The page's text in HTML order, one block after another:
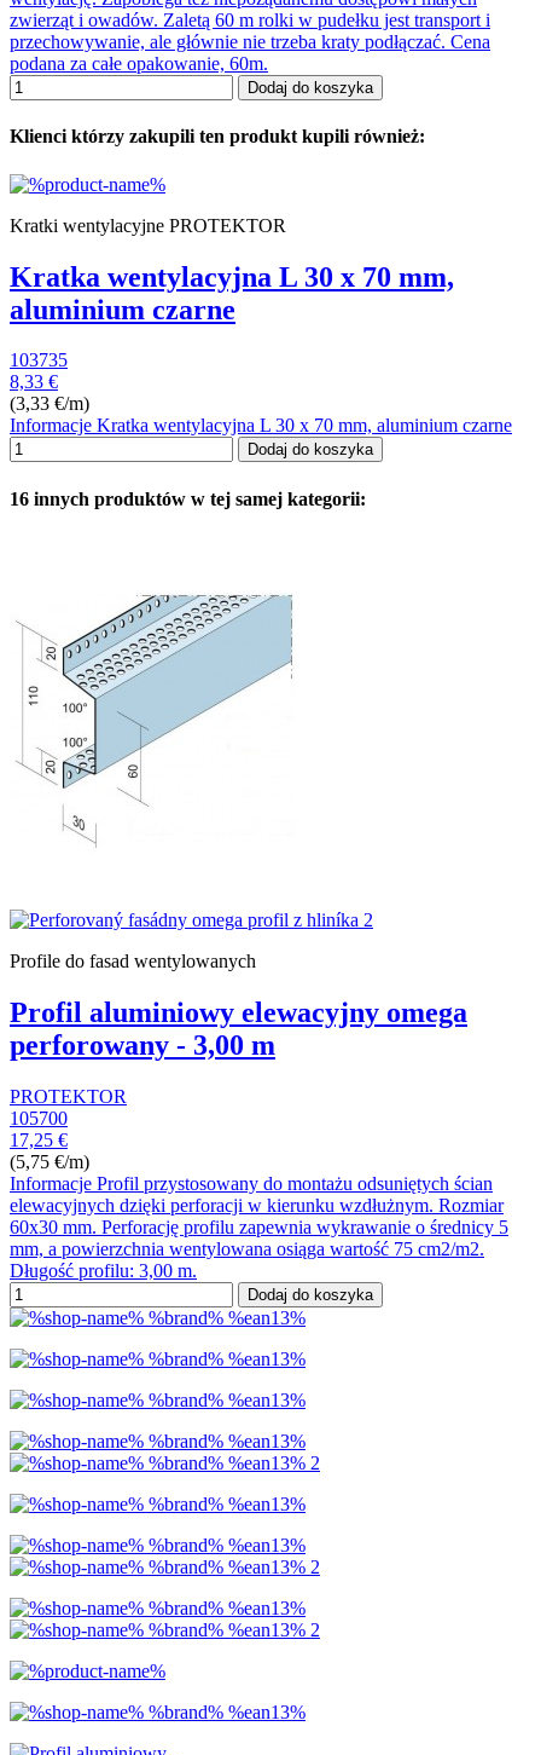
zwierząt i owadów. Zaletą 60 m rolki w pudełku jest transport i
przechowywanie, ale głównie nie trzeba kraty podłączać. Cena
podana za całe opakowanie, 60m.
Dodaj do koszyka
Klienci którzy zakupili ten produkt kupili również:
Kratki wentylacyjne PROTEKTOR
Kratka wentylacyjna L 30 x 70 mm,
aluminium czarne
103735
8,33 €
(3,33 €/m)
Informacje Kratka wentylacyjna L 30 x 70 mm, aluminium czarne
Dodaj do koszyka
16 innych produktów w tej samej kategorii:
Profile do fasad wentylowanych
Profil aluminiowy elewacyjny omega
perforowany - 3,00 m
PROTEKTOR
105700
17,25 €
(5,75 €/m)
Informacje Profil przystosowany do montażu odsuniętych ścian
elewacyjnych dzięki perforacji w kierunku wzdłużnym. Rozmiar
60x30 mm. Perforację profilu zapewnia wykrawanie o średnicy 5
mm, a powierzchnia wentylowana osiąga wartość 75 cm2/m2.
Długość profilu: 3,00 m.
Dodaj do koszyka